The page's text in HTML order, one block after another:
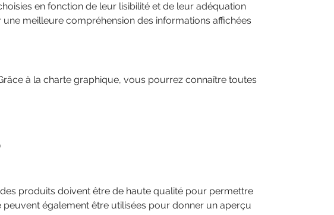
en fonction de leur lisibilité et de leur adéquation
meilleure compréhension des informations affichées
à la charte graphique, vous pourrez connaître toutes
produits doivent être de haute qualité pour permettre
également être utilisées pour donner un aperçu